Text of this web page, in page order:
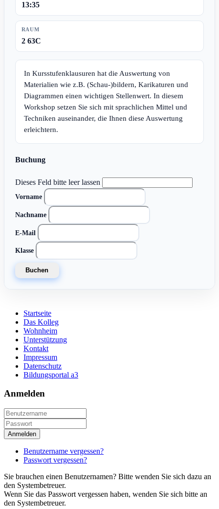
13:35
RAUM
2 63C
In Kursstufenklausuren hat die Auswertung von
Materialien wie z.B. (Schau-)bildern, Karikaturen und
Diagrammen einen wichtigen Stellenwert. In diesem
Workshop setzen Sie sich mit sprachlichen Mittel und
Techniken auseinander, die Ihnen diese Auswertung
erleichtern.
Buchung
Dieses Feld bitte leer lassen
Vorname
Nachname
E-Mail
Klasse
Buchen
Startseite
Das Kolleg
Wohnheim
Unterstützung
Kontakt
Impressum
Datenschutz
Bildungsportal a3
Anmelden
Anmelden
Benutzername vergessen?
Passwort vergessen?
Sie brauchen einen Benutzernamen? Bitte wenden Sie sich dazu an
den Systembetreuer.
Wenn Sie das Passwort vergessen haben, wenden Sie sich bitte an
den Systembetreuer.